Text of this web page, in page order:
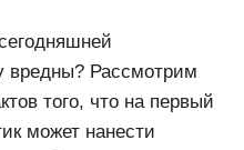
вредны? Рассмотрим
того, что на первый
может нанести